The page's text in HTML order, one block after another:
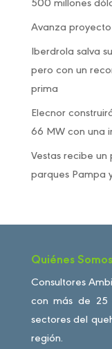
500 millones
Avanza
Iberdrola salva
pero con un
prima
Elecnor
66 MW con una
Vestas recibe
parques Pampa
Quiénes Somos
Consultores
con más de 25
sectores del
región.